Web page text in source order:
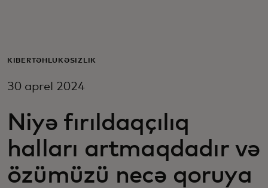
Biznes üçün
Yenilikçilər üçün
Xəbərlər və trendlər
KİBERTƏHLÜKƏSİZLİK
30 aprel 2024
Niyə fırıldaqçılıq
halları artmaqdadır və
özümüzü necə qoruya